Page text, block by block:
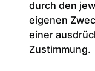
durch den
eigenen
einer
Zustimmung.